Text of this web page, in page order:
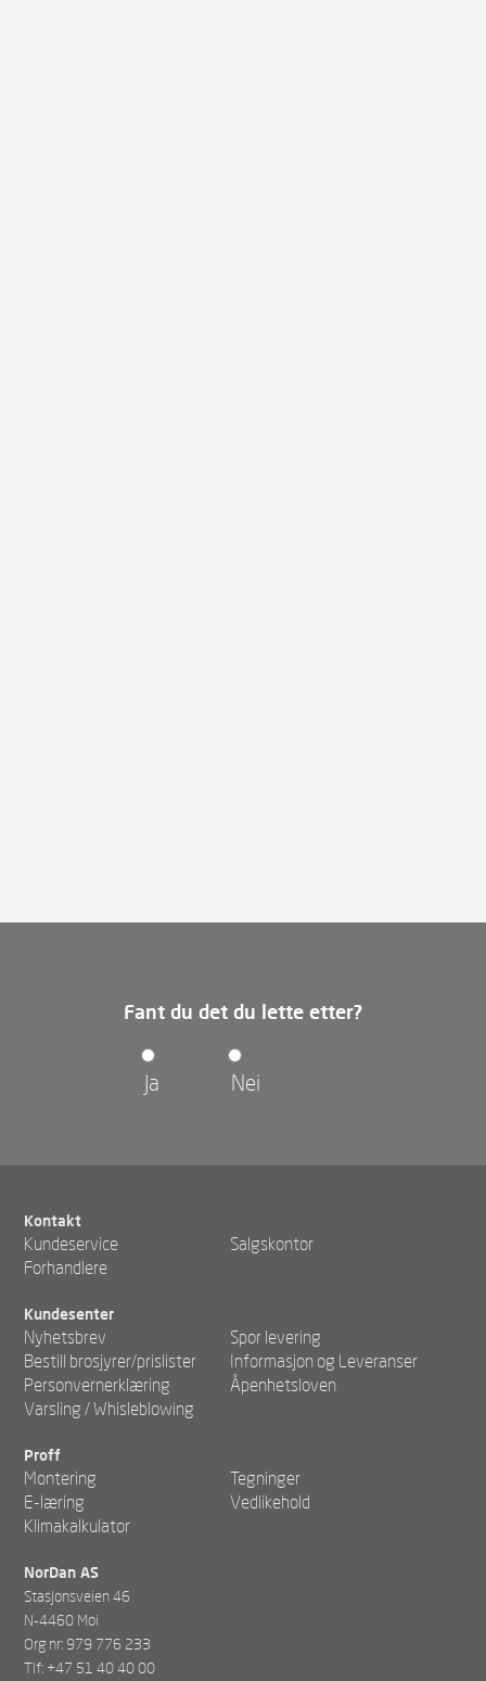
Fant du det du lette etter?
Ja Nei
Kontakt
Kundeservice
Salgskontor
Forhandlere
Kundesenter
Nyhetsbrev
Spor levering
Bestill brosjyrer/prislister
Informasjon og Leveranser
Personvernerklæring
Åpenhetsloven
Varsling / Whisleblowing
Proff
Montering
Tegninger
E-læring
Vedlikehold
Klimakalkulator
NorDan AS
Stasjonsveien 46
N-4460 Moi
Org nr: 979 776 233
Tlf: +47 51 40 40 00